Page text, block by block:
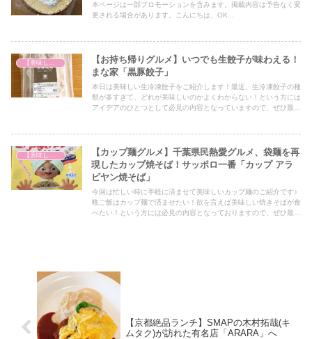
本ページは一部プロモーションを含みます。掲載内容は予告なく変
更される場合があります。こんにちは、OK...
【美味しいは正義】
【お持ち帰りグルメ】いつでも生餃子が味わえる！
まな家「黒豚餃子」
本日は美味しい生冷凍餃子をご紹介します！最近、生冷凍餃子の種
類が多すぎて、どれが美味しいのかよくわからない！という方には
アイデアのひとつとして必見の内容となっていますので、ぜひ最後
【美味しいは正義】
【カップ麺グルメ】千葉県民熱愛グルメ、袋麺を再
現したカップ焼そば！サッポロ一番「カップ アラ
ビヤン焼そば」
今回は忙しい時に手軽に済ませて美味しいカップ麺のご紹介です♪
晩ご飯はカップ麺で済ませたい！欲を言えば美味しい焼きそばが食
べたい！という方には必見の内容となっておりますので、ぜひ最後
【京都絶品ランチ】SMAPの木村拓哉(キ
ムタク)が訪れた有名店「ARARA」へ